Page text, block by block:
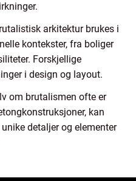
arkitektur brukes i
kontekster, fra boliger
Forskjellige
i design og layout.
om brutalismen ofte er
kan
detaljer og elementer